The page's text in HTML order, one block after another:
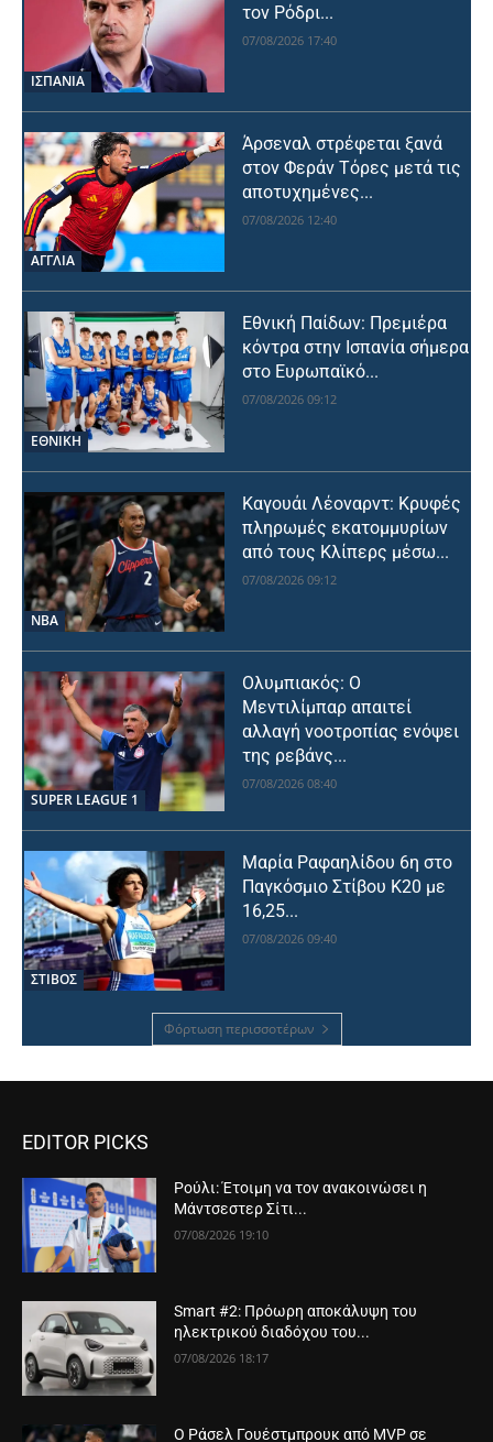
ΙΣΠΑΝΙΑ
τον Ρόδρι...
07/08/2026 17:40
ΑΓΓΛΙΑ
Άρσεναλ στρέφεται ξανά
στον Φεράν Τόρες μετά τις
αποτυχημένες...
07/08/2026 12:40
ΕΘΝΙΚΉ
Εθνική Παίδων: Πρεμιέρα
κόντρα στην Ισπανία σήμερα
στο Ευρωπαϊκό...
07/08/2026 09:12
NBA
Καγουάι Λέοναρντ: Κρυφές
πληρωμές εκατομμυρίων
από τους Κλίπερς μέσω...
07/08/2026 09:12
SUPER LEAGUE 1
Ολυμπιακός: Ο
Μεντιλίμπαρ απαιτεί
αλλαγή νοοτροπίας ενόψει
της ρεβάνς...
07/08/2026 08:40
ΣΤΙΒΟΣ
Μαρία Ραφαηλίδου 6η στο
Παγκόσμιο Στίβου Κ20 με
16,25...
07/08/2026 09:40
Φόρτωση περισσοτέρων
EDITOR PICKS
Ρούλι: Έτοιμη να τον ανακοινώσει η
Μάντσεστερ Σίτι...
07/08/2026 19:10
Smart #2: Πρόωρη αποκάλυψη του
ηλεκτρικού διαδόχου του...
07/08/2026 18:17
Ο Ράσελ Γουέστμπρουκ από MVP σε